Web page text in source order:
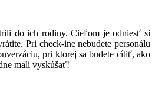
do ich rodiny. Cieľom je odniesť si
Pri check-ine nebudete personálu
pri ktorej sa budete cítiť, ako
mali vyskúšať!